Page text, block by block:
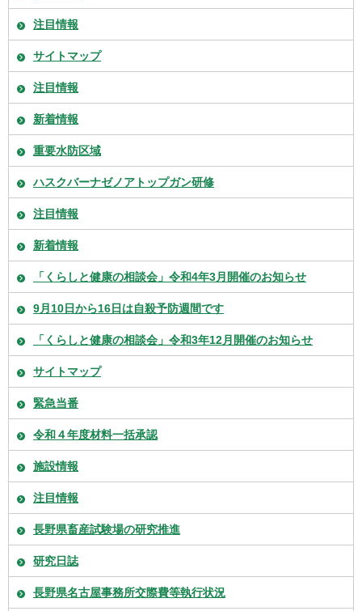
注目情報
サイトマップ
注目情報
新着情報
重要水防区域
ハスクバーナゼノアトップガン研修
注目情報
新着情報
「くらしと健康の相談会」令和4年3月開催のお知らせ
9月10日から16日は自殺予防週間です
「くらしと健康の相談会」令和3年12月開催のお知らせ
サイトマップ
緊急当番
令和４年度材料一括承認
施設情報
注目情報
長野県畜産試験場の研究推進
研究日誌
長野県名古屋事務所交際費等執行状況